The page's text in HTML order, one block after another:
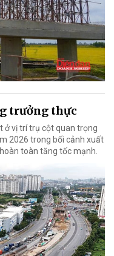
trưởng thực
ở vị trí trụ cột quan trọng
2026 trong bối cảnh xuất
toàn tăng tốc mạnh.